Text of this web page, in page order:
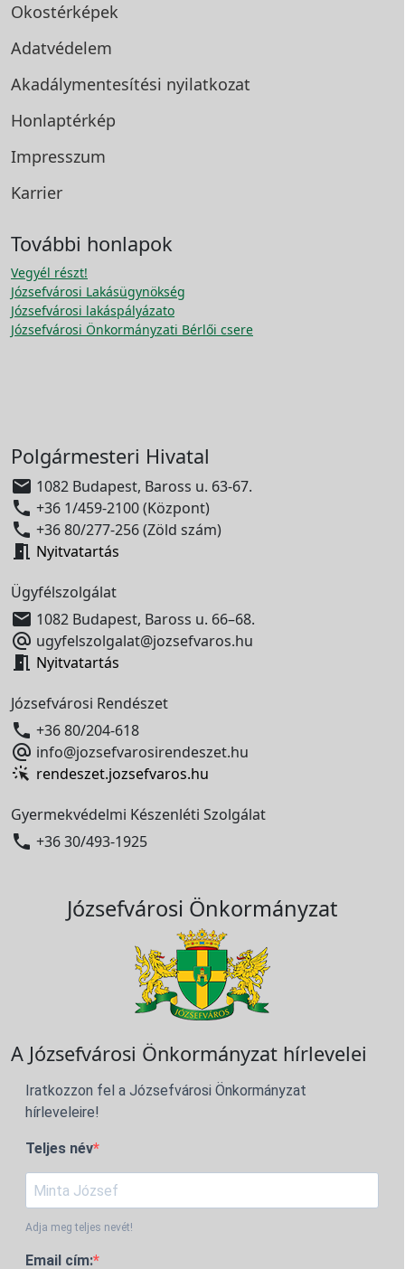
Okostérképek
Adatvédelem
Akadálymentesítési nyilatkozat
Honlaptérkép
Impresszum
Karrier
További honlapok
Vegyél részt!
Józsefvárosi Lakásügynökség
Józsefvárosi lakáspályázato
Józsefvárosi Önkormányzati Bérlői csere
Polgármesteri Hivatal
 1082 Budapest, Baross u. 63-67.
 +36 1/459-2100 (Központ)
 +36 80/277-256 (Zöld szám)
 Nyitvatartás
Ügyfélszolgálat
 1082 Budapest, Baross u. 66–68.
 ugyfelszolgalat@jozsefvaros.hu
 Nyitvatartás
Józsefvárosi Rendészet
 +36 80/204-618
 info@jozsefvarosirendeszet.hu
rendeszet.jozsefvaros.hu
Gyermekvédelmi Készenléti Szolgálat
 +36 30/493-1925
Józsefvárosi Önkormányzat
A Józsefvárosi Önkormányzat hírlevelei
Iratkozzon fel a Józsefvárosi Önkormányzat
hírleveleire!
Teljes név
Adja meg teljes nevét!
Email cím: